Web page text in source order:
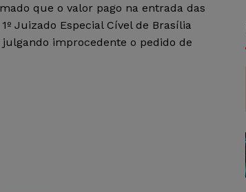
que o valor pago na entrada das
Juizado Especial Cível de Brasília
improcedente o pedido de